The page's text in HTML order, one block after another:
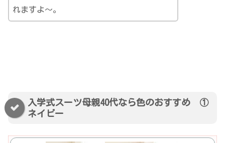
れますよ～。
入学式スーツ母親40代なら色のおすすめ ①
ネイビー